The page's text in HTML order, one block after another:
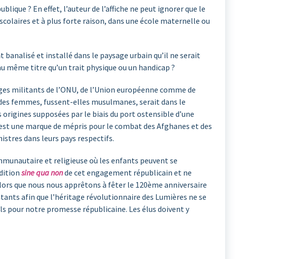
? En effet, l’auteur de l’affiche ne peut ignorer que le
et à plus forte raison, dans une école maternelle ou
et installé dans le paysage urbain qu’il ne serait
titre qu’un trait physique ou un handicap ?
militants de l’ONU, de l’Union européenne comme de
femmes, fussent-elles musulmanes, serait dans le
supposées par le biais du port ostensible d’une
une marque de mépris pour le combat des Afghanes et des
dans leurs pays respectifs.
et religieuse où les enfants peuvent se
sine qua nonde cet engagement républicain et ne
que nous nous apprêtons à fêter le 120ème anniversaire
afin que l’héritage révolutionnaire des Lumières ne se
notre promesse républicaine. Les élus doivent y